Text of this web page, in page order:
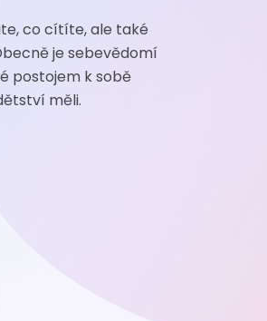
co cítíte, ale také
je sebevědomí
postojem k sobě
měli.